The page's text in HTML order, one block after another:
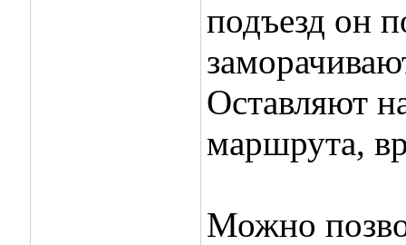
подъезд он
Оставляют
маршрута,
Можно